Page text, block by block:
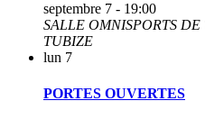
septembre 7 - 19:00
SALLE OMNISPORTS
TUBIZE
lun 7
PORTES OUVERTES